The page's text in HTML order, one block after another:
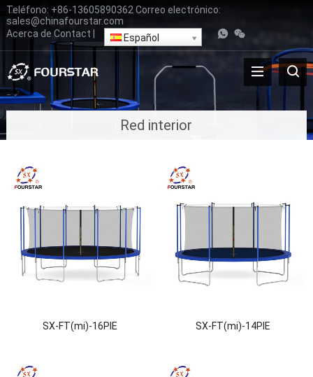
Teléfono: +86-13605890362 Correo electrónico:
sales@chinafourstar.com
Acerca de Contact Español
Red interior
SX-FT(mi)-16PIE SX-FT(mi)-14PIE